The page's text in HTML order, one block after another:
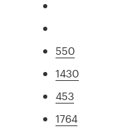
550
1430
453
1764